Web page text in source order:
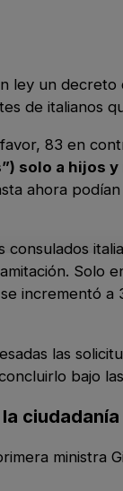
ley un
de italianos
83 en
solo a hijos
ahora
Solo
incrementó
las
bajo
ciudadanía
ministra